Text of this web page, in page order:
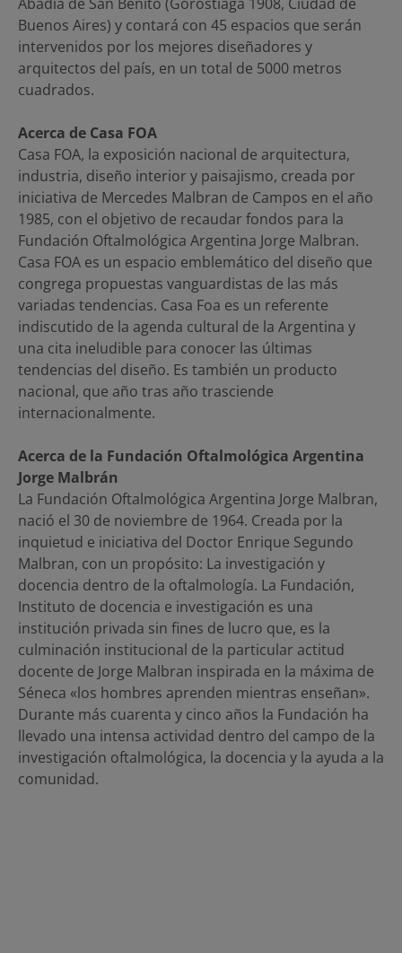
Buenos Aires) y contará con 45 espacios que serán
intervenidos por los mejores diseñadores y
arquitectos del país, en un total de 5000 metros
cuadrados.
Acerca de Casa FOA
Casa FOA, la exposición nacional de arquitectura,
industria, diseño interior y paisajismo, creada por
iniciativa de Mercedes Malbran de Campos en el año
1985, con el objetivo de recaudar fondos para la
Fundación Oftalmológica Argentina Jorge Malbran.
Casa FOA es un espacio emblemático del diseño que
congrega propuestas vanguardistas de las más
variadas tendencias. Casa Foa es un referente
indiscutido de la agenda cultural de la Argentina y
una cita ineludible para conocer las últimas
tendencias del diseño. Es también un producto
nacional, que año tras año trasciende
internacionalmente.
Acerca de la Fundación Oftalmológica Argentina
Jorge Malbrán
La Fundación Oftalmológica Argentina Jorge Malbran,
nació el 30 de noviembre de 1964. Creada por la
inquietud e iniciativa del Doctor Enrique Segundo
Malbran, con un propósito: La investigación y
docencia dentro de la oftalmología. La Fundación,
Instituto de docencia e investigación es una
institución privada sin fines de lucro que, es la
culminación institucional de la particular actitud
docente de Jorge Malbran inspirada en la máxima de
Séneca «los hombres aprenden mientras enseñan».
Durante más cuarenta y cinco años la Fundación ha
llevado una intensa actividad dentro del campo de la
investigación oftalmológica, la docencia y la ayuda a la
comunidad.